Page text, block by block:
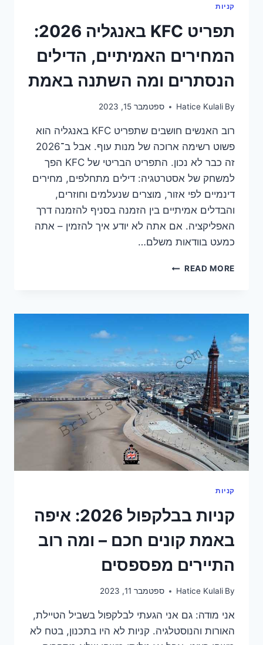
קניות
תפריט KFC באנגליה 2026:
המחירים האמיתיים, הדילים
הנסתרים ומה השתנה באמת
By
Hatice Kulali ספטמבר 15, 2023
רוב האנשים חושבים שתפריט KFC באנגליה הוא
פשוט רשימה ארוכה של מנות עוף. אבל ב־2026
זה כבר לא נכון. התפריט הבריטי של KFC הפך
למשחק של אסטרטגיה: דילים מתחלפים, מחירים
דינמיים לפי אזור, מוצרים שנעלמים וחוזרים,
והבדלים אמיתיים בין הזמנה בסניף להזמנה דרך
האפליקציה. אם אתה לא יודע איך להזמין – אתה
כמעט בוודאות משלם…
READ MOREתפריט
המחירים
הדילים
הנסתרים
ומה
השתנה
באמת
קניות
קניות בבלקפול 2026: איפה
באמת קונים חכם – ומה רוב
התיירים מפספסים
By
Hatice Kulali ספטמבר 11, 2023
אני מודה: גם אני הגעתי לבלקפול בשביל הטיילת,
האורות והנוסטלגיה. קניות לא היו בתכנון, בטח לא